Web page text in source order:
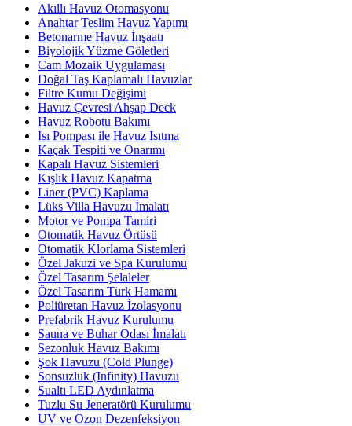
Akıllı Havuz Otomasyonu
Anahtar Teslim Havuz Yapımı
Betonarme Havuz İnşaatı
Biyolojik Yüzme Göletleri
Cam Mozaik Uygulaması
Doğal Taş Kaplamalı Havuzlar
Filtre Kumu Değişimi
Havuz Çevresi Ahşap Deck
Havuz Robotu Bakımı
Isı Pompası ile Havuz Isıtma
Kaçak Tespiti ve Onarımı
Kapalı Havuz Sistemleri
Kışlık Havuz Kapatma
Liner (PVC) Kaplama
Lüks Villa Havuzu İmalatı
Motor ve Pompa Tamiri
Otomatik Havuz Örtüsü
Otomatik Klorlama Sistemleri
Özel Jakuzi ve Spa Kurulumu
Özel Tasarım Şelaleler
Özel Tasarım Türk Hamamı
Poliüretan Havuz İzolasyonu
Prefabrik Havuz Kurulumu
Sauna ve Buhar Odası İmalatı
Sezonluk Havuz Bakımı
Şok Havuzu (Cold Plunge)
Sonsuzluk (Infinity) Havuzu
Sualtı LED Aydınlatma
Tuzlu Su Jeneratörü Kurulumu
UV ve Ozon Dezenfeksiyon